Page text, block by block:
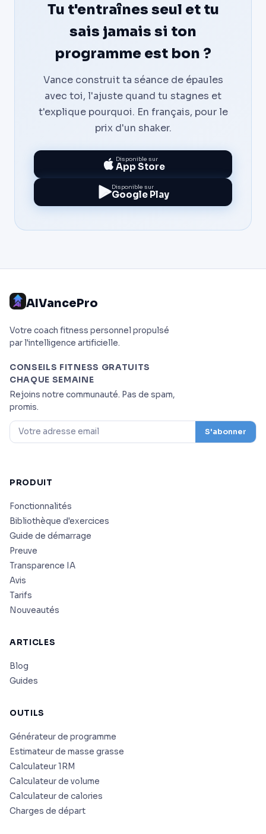
Tu t'entraînes seul et tu
sais jamais si ton
programme est bon ?
Vance construit ta séance de épaules
avec toi, l'ajuste quand tu stagnes et
t'explique pourquoi. En français, pour le
prix d'un shaker.
Disponible sur
App Store
Disponible sur
Google Play
AIVancePro
Votre coach fitness personnel propulsé
par l'intelligence artificielle.
CONSEILS FITNESS GRATUITS
CHAQUE SEMAINE
Rejoins notre communauté. Pas de spam,
promis.
S'abonner
PRODUIT
Fonctionnalités
Bibliothèque d'exercices
Guide de démarrage
Preuve
Transparence IA
Avis
Tarifs
Nouveautés
ARTICLES
Blog
Guides
OUTILS
Générateur de programme
Estimateur de masse grasse
Calculateur 1RM
Calculateur de volume
Calculateur de calories
Charges de départ